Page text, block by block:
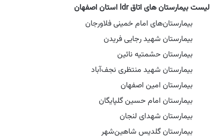
لیست بیمارستان‌ های اتاق ldr استان اصفهان
بیمارستان‌های امام خمینی فلاورجان
بیمارستان شهید رجایی فریدن
بیمارستان حشمتیه نائین
بیمارستان شهید منتظری نجف‌آباد
بیمارستان امین اصفهان
بیمارستان امام حسین گلپایگان
بیمارستان شهدای لنجان
بیمارستان گلدیس شاهین‌شهر